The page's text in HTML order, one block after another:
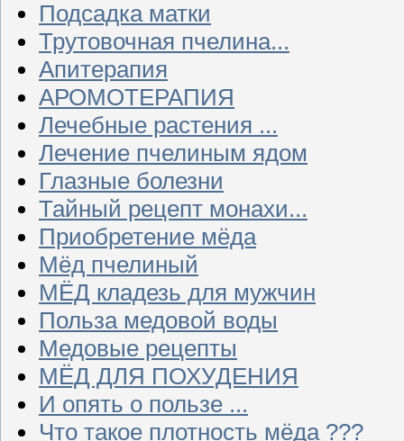
Подсадка матки
Трутовочная пчелина...
Апитерапия
АРОМОТЕРАПИЯ
Лечебные растения ...
Лечение пчелиным ядом
Глазные болезни
Тайный рецепт монахи...
Приобретение мёда
Мёд пчелиный
МЁД кладезь для мужчин
Польза медовой воды
Медовые рецепты
МЁД ДЛЯ ПОХУДЕНИЯ
И опять о пользе ...
Что такое плотность мёда ???